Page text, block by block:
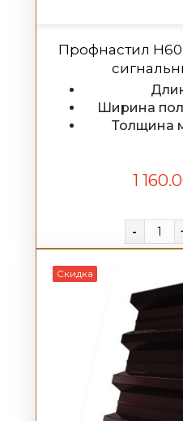
Профнастил
Ширина
Толщина
1
-
Скидка